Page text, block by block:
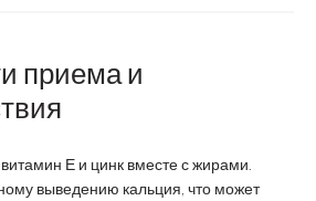
приема и
Е и цинк вместе с жирами.
выведению кальция, что может